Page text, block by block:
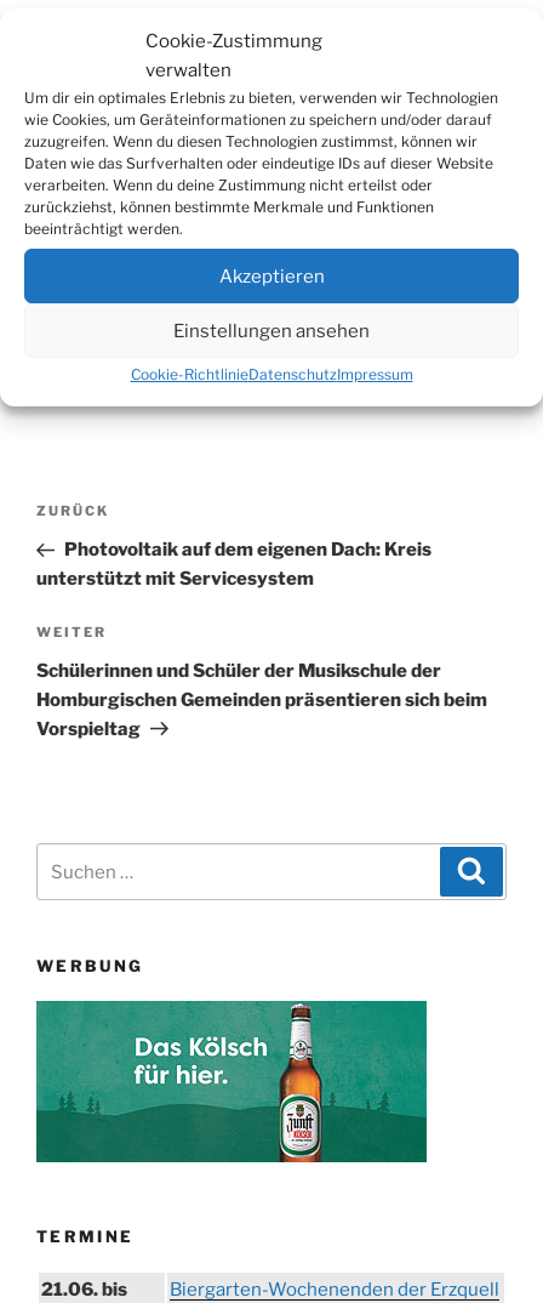
Cookie-Zustimmung
verwalten
Um dir ein optimales Erlebnis zu bieten, verwenden wir Technologien
wie Cookies, um Geräteinformationen zu speichern und/oder darauf
zuzugreifen. Wenn du diesen Technologien zustimmst, können wir
Daten wie das Surfverhalten oder eindeutige IDs auf dieser Website
verarbeiten. Wenn du deine Zustimmung nicht erteilst oder
zurückziehst, können bestimmte Merkmale und Funktionen
beeinträchtigt werden.
Akzeptieren
Einstellungen ansehen
Cookie-RichtlinieDatenschutzImpressum
E-Mail-Adresse*
Website
Beitragsnavigation
Vorheriger
Beitrag
ZURÜCK
Photovoltaik auf dem eigenen Dach: Kreis
unterstützt mit Servicesystem
Nächster
Beitrag
WEITER
Schülerinnen und Schüler der Musikschule der
Homburgischen Gemeinden präsentieren sich beim
Vorspieltag
nach:
WERBUNG
TERMINE
21.06. bis Biergarten-Wochenenden der Erzquell